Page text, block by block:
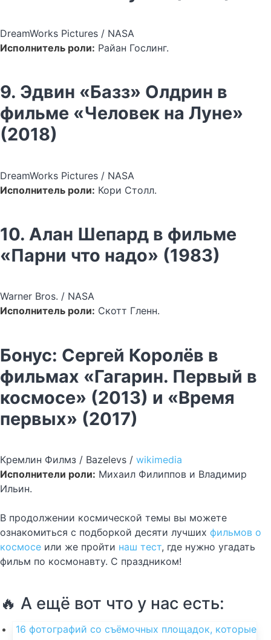
DreamWorks Pictures / NASA
Исполнитель роли: Райан Гослинг.
9. Эдвин «Базз» Олдрин в
фильме «Человек на Луне»
(2018)
DreamWorks Pictures / NASA
Исполнитель роли: Кори Столл.
10. Алан Шепард в фильме
«Парни что надо» (1983)
Warner Bros. / NASA
Исполнитель роли: Скотт Гленн.
Бонус: Сергей Королёв в
фильмах «Гагарин. Первый в
космосе» (2013) и «Время
первых» (2017)
Кремлин Филмз / Bazelevs / wikimedia
Исполнители роли: Михаил Филиппов и Владимир
Ильин.
В продолжении космической темы вы можете
ознакомиться с подборкой десяти лучших фильмов о
космосе или же пройти наш тест, где нужно угадать
фильм по космонавту. С праздником!
🔥 А ещё вот что у нас есть:
16 фотографий со съёмочных площадок, которые